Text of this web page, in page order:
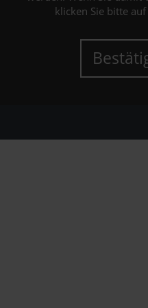
klicken Sie bitte